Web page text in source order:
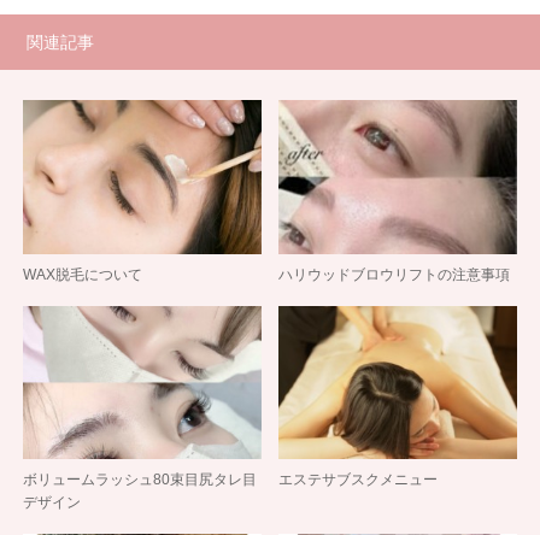
関連記事
WAX脱毛について ハリウッドブロウリフトの注意事項
ボリュームラッシュ80束目尻タレ目
デザイン
エステサブスクメニュー